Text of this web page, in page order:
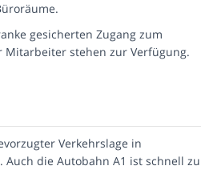
gesicherten Zugang zum
Mitarbeiter stehen zur Verfügung.
Verkehrslage in
die Autobahn A1 ist schnell zu